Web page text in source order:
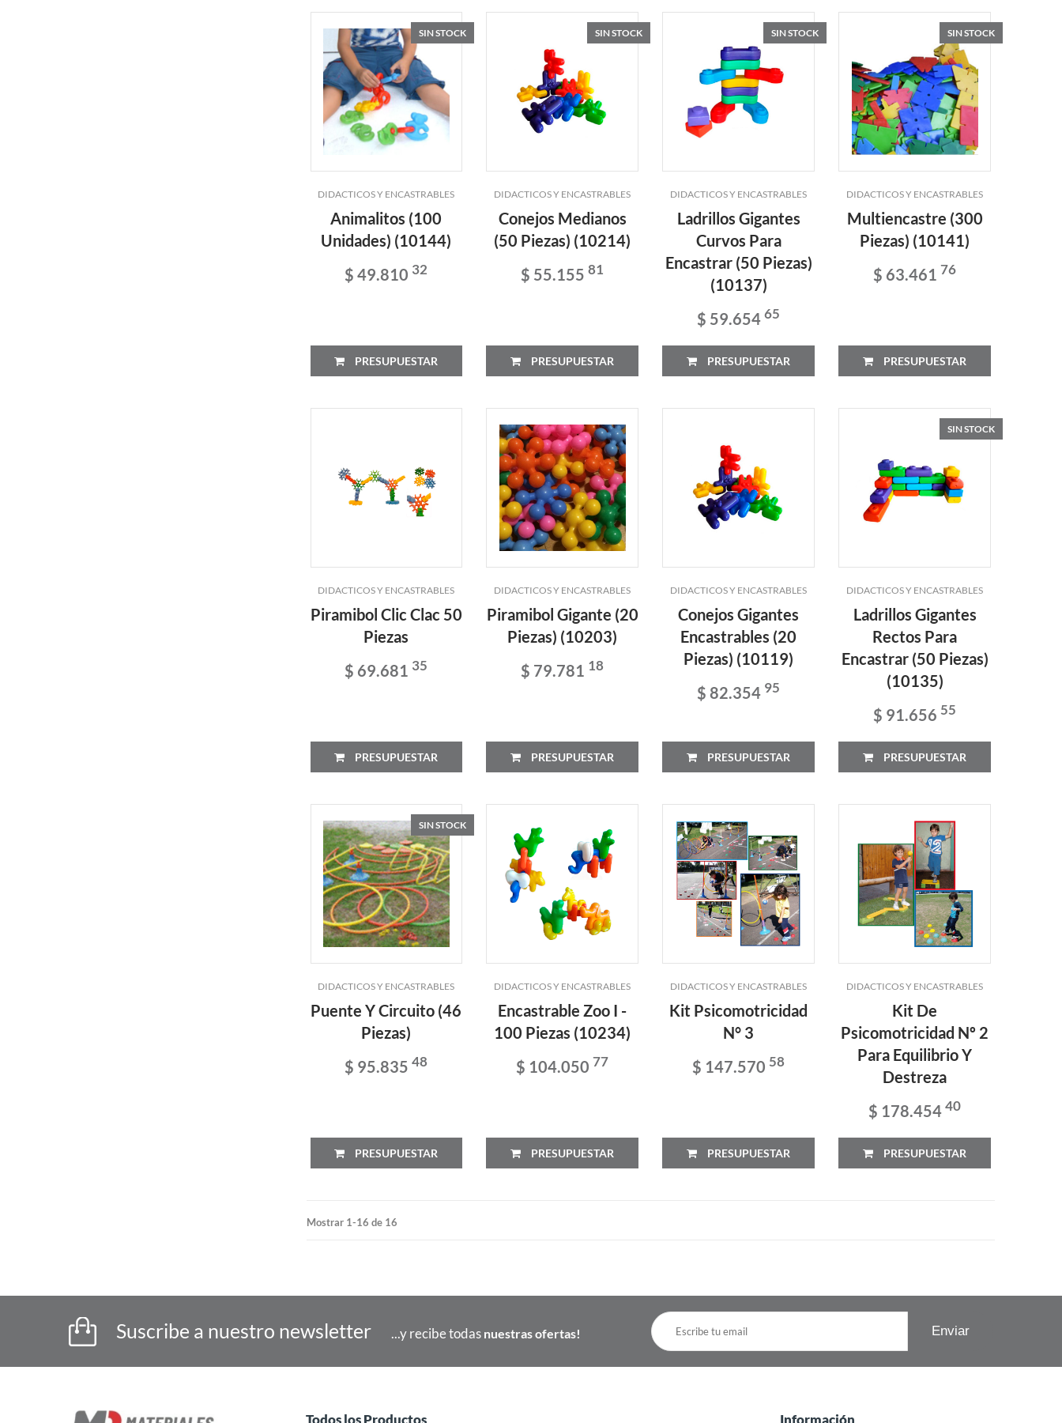
SIN STOCK
DIDACTICOS Y ENCASTRABLES
Animalitos (100
Unidades) (10144)
$ 49.810 32
PRESUPUESTAR
SIN STOCK
DIDACTICOS Y ENCASTRABLES
Conejos Medianos
(50 Piezas) (10214)
$ 55.15581
PRESUPUESTAR
SIN STOCK
DIDACTICOS Y ENCASTRABLES
Ladrillos Gigantes
Curvos Para
Encastrar (50 Piezas)
(10137)
$ 59.65465
PRESUPUESTAR
SIN STOCK
DIDACTICOS Y ENCASTRABLES
Multiencastre (300
Piezas) (10141)
$ 63.461 76
PRESUPUESTAR
DIDACTICOS Y ENCASTRABLES
Piramibol Clic Clac 50
Piezas
$ 69.681 35
PRESUPUESTAR
DIDACTICOS Y ENCASTRABLES
Piramibol Gigante (20
Piezas) (10203)
$ 79.781 18
PRESUPUESTAR
DIDACTICOS Y ENCASTRABLES
Conejos Gigantes
Encastrables (20
Piezas) (10119)
$ 82.354 95
PRESUPUESTAR
SIN STOCK
DIDACTICOS Y ENCASTRABLES
Ladrillos Gigantes
Rectos Para
Encastrar (50 Piezas)
(10135)
$ 91.656 55
PRESUPUESTAR
SIN STOCK
DIDACTICOS Y ENCASTRABLES
Puente Y Circuito (46
Piezas)
$ 95.83548
PRESUPUESTAR
DIDACTICOS Y ENCASTRABLES
Encastrable Zoo I -
100 Piezas (10234)
$ 104.050 77
PRESUPUESTAR
DIDACTICOS Y ENCASTRABLES
Kit Psicomotricidad
N° 3
$ 147.570 58
PRESUPUESTAR
DIDACTICOS Y ENCASTRABLES
Kit De
Psicomotricidad Nº 2
Para Equilibrio Y
Destreza
$ 178.45440
PRESUPUESTAR
Mostrar 1-16 de 16
Suscribe a nuestro newsletter ...y recibe todas nuestras ofertas!
Todos los Productos Información